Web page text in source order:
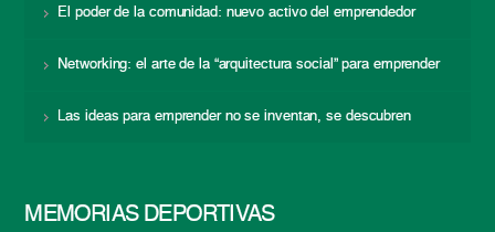
El poder de la comunidad: nuevo activo del emprendedor
Networking: el arte de la “arquitectura social” para emprender
Las ideas para emprender no se inventan, se descubren
MEMORIAS DEPORTIVAS